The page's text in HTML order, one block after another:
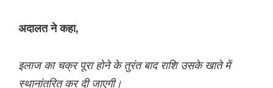
अदालत ने कहा,
इलाज का चक्र पूरा होने के तुरंत बाद राशि उसके खाते में
स्थानांतरित कर दी जाएगी।